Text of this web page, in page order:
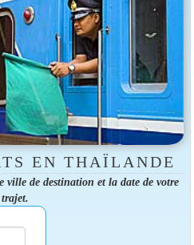
EN THAÏLANDE
ville de destination et la date de votre
trajet.